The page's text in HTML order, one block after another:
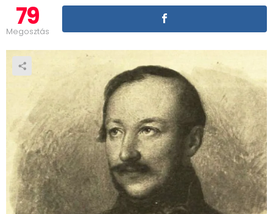
79
Megosztás